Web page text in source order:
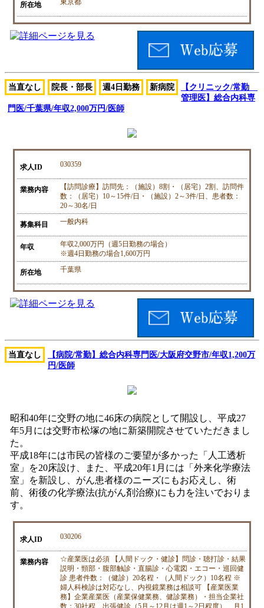
所在地 東京都
当直なし 院長・部長 週4日勤務 新病院
【クリニック/常勤
管理医】総合内科専
門医/千葉県/年収2,000万円/医師
求人ID 030359
業務内容
【訪問診療】訪問先：（施設）8割・（居宅）2割、訪問件
数：（居宅）10～15件/日・（施設）2～3件/日、患者数：
20～30名/日
募集科目 一般内科
年収
年収2,000万円（週5日勤務の場合）
※週4日勤務の場合1,600万円
所在地 千葉県
当直なし
【病院/常勤】総合内科専門医/大阪府交野市/年収1,200万
円/医師
昭和40年に交野の地に46床の病院として開設し、平成27
年5月には交野市松塚の地に新築開院させていただきまし
た。
平成18年には市民の皆様のご要望が多かった「人工透析
室」を20床設け、また、平成20年1月には「外来化学療法
室」を新設し、がん患者様のニーズにもお応えし、術
前、術後の化学療法(抗がん剤治療)にも力を注いでおりま
す。
求人ID 030206
業務内容
☆産業医は必須 【人間ドック・健診】問診・聴打診・結果
説明・頸部・腹部触診・直腸診・心電図・エコー・巡回健
診 患者件数：（健診）20名程・（人間ドック）10名程 ※
婦人科検診は対応なし、内視鏡業務は相談可 【産業医業
務】企業産業医（産業保健業務、健診業務）・担当企業社